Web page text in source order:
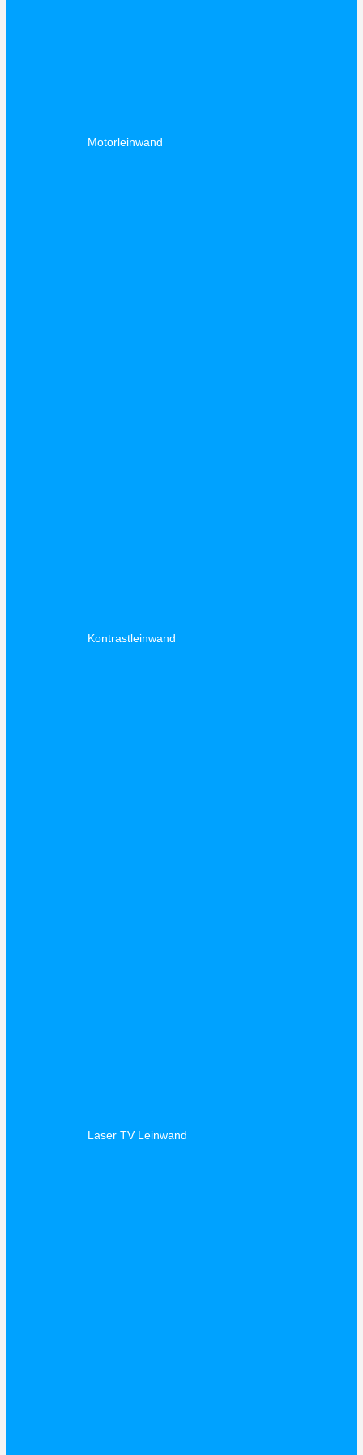
Motorleinwand
Kontrastleinwand
Laser TV Leinwand